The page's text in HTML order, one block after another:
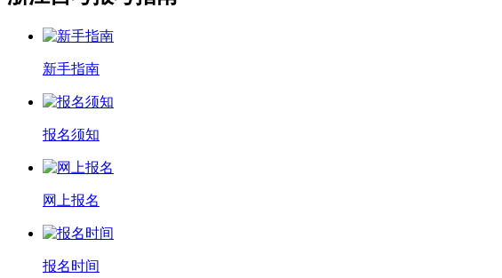
新手指南
报名须知
网上报名
报名时间